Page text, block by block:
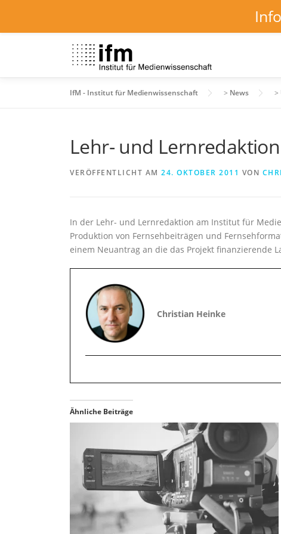
IfM - Institut für Medienwissenschaft > News >
Lehr- und Lernredaktion
VERÖFFENTLICHT AM 24. OKTOBER 2011 VON
In der Lehr- und Lernredaktion am Institut für
Produktion von Fernsehbeiträgen und
einem Neuantrag an die das Projekt finanzierende
Christian Heinke
Ähnliche Beiträge